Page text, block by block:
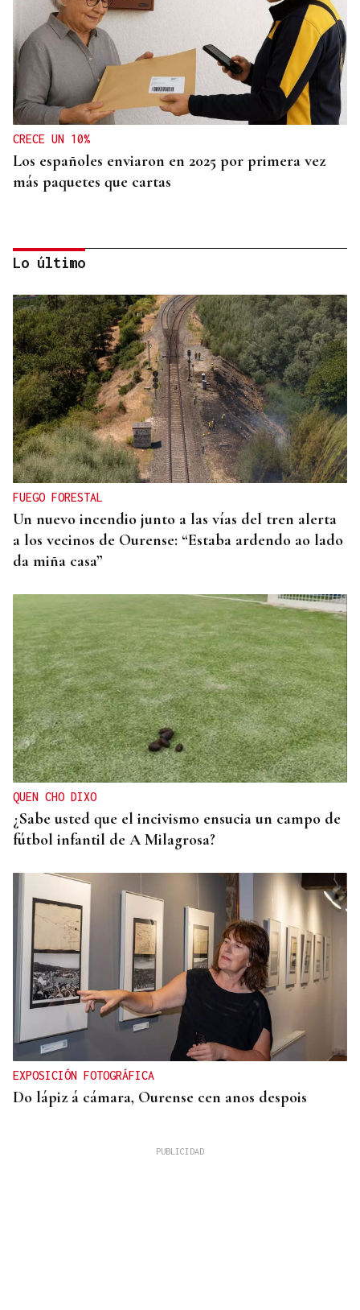
CRECE UN 10%
Los españoles enviaron en 2025 por primera vez
más paquetes que cartas
MEDICINA FÍSICA Y REHABILITACIÓN
Lucía Ros Dopico, médico especialista: “Mi sueño
es cambiar el paradigma de la discapacidad
infantil”
Lo último
FUEGO FORESTAL
Un nuevo incendio junto a las vías del tren alerta
a los vecinos de Ourense: “Estaba ardendo ao lado
da miña casa”
QUEN CHO DIXO
¿Sabe usted que el incivismo ensucia un campo de
fútbol infantil de A Milagrosa?
EXPOSICIÓN FOTOGRÁFICA
Do lápiz á cámara, Ourense cen anos despois